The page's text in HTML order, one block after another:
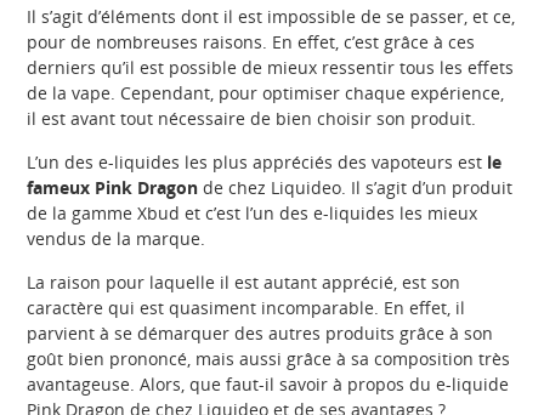
Il s’agit d’éléments dont il est impossible de se passer, et ce,
pour de nombreuses raisons. En effet, c’est grâce à ces
derniers qu’il est possible de mieux ressentir tous les effets
de la vape. Cependant, pour optimiser chaque expérience,
il est avant tout nécessaire de bien choisir son produit.
L’un des e-liquides les plus appréciés des vapoteurs est le
fameux Pink Dragonde chez Liquideo. Il s’agit d’un produit
de la gamme Xbud et c’est l’un des e-liquides les mieux
vendus de la marque.
La raison pour laquelle il est autant apprécié, est son
caractère qui est quasiment incomparable. En effet, il
parvient à se démarquer des autres produits grâce à son
goût bien prononcé, mais aussi grâce à sa composition très
avantageuse. Alors, que faut-il savoir à propos du e-liquide
Pink Dragon de chez Liquideo et de ses avantages ?